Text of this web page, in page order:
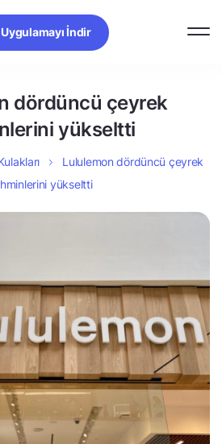
Uygulamayı İndir
dördüncü çeyrek
yükseltti
Lululemon dördüncü çeyrek
yükseltti